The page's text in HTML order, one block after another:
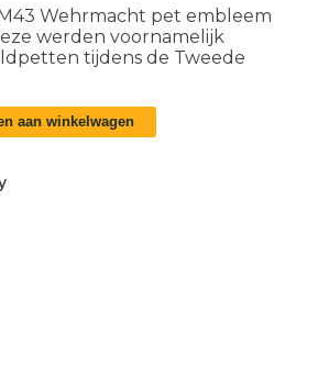
Wehrmacht pet embleem
werden voornamelijk
tijdens de Tweede
aan winkelwagen